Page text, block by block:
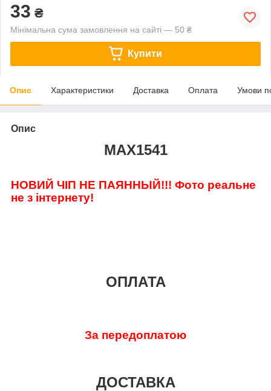
33 ₴
Мінімальна сума замовлення на сайті — 50 ₴
Купити
Опис Характеристики Доставка Оплата Умови
Опис
MAX1541
НОВИЙ ЧІП НЕ ПАЯННЫЙ!!! Фото реальне
не з інтернету!
ОПЛАТА
За передоплатою
ДОСТАВКА